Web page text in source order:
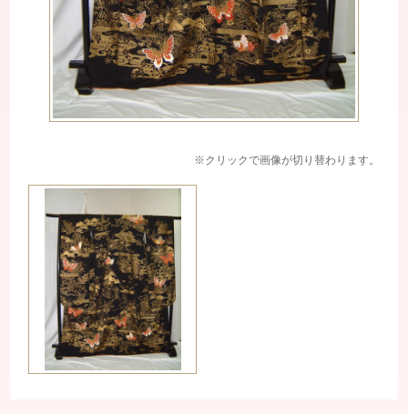
※クリックで画像が切り替わります。